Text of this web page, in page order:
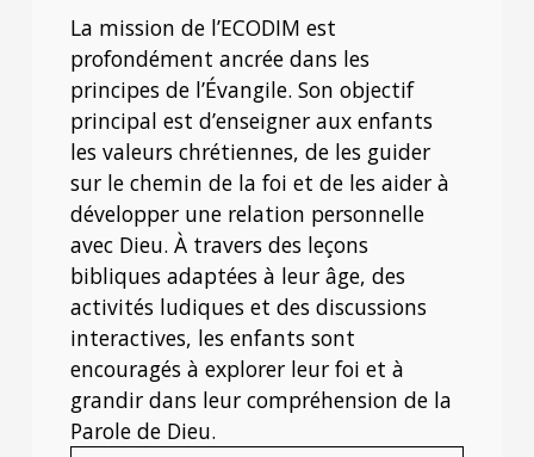
La mission de l’ECODIM est
profondément ancrée dans les
principes de l’Évangile. Son objectif
principal est d’enseigner aux enfants
les valeurs chrétiennes, de les guider
sur le chemin de la foi et de les aider à
développer une relation personnelle
avec Dieu. À travers des leçons
bibliques adaptées à leur âge, des
activités ludiques et des discussions
interactives, les enfants sont
encouragés à explorer leur foi et à
grandir dans leur compréhension de la
Parole de Dieu.